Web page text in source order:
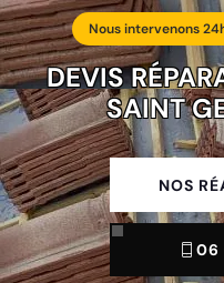
Nous intervenons
DEVIS
SAINT
NOS
06